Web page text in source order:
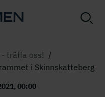
träffa oss! /
i Skinnskatteberg
00:00